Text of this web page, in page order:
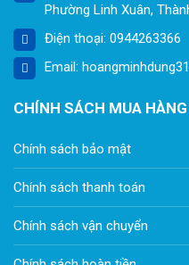
Phường Linh Xuân,
Điện thoại: 0944263366
Email:
CHÍNH SÁCH MUA HÀNG
Chính sách bảo mật
Chính sách thanh toán
Chính sách vận chuyển